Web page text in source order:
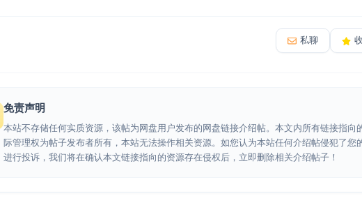
私聊
免责声明
本站不存储任何实质资源，该帖为网盘用户发布的网盘链接介绍帖。本文内所有链接指
际管理权为帖子发布者所有，本站无法操作相关资源。如您认为本站任何介绍帖侵犯了您
进行投诉，我们将在确认本文链接指向的资源存在侵权后，立即删除相关介绍帖子！